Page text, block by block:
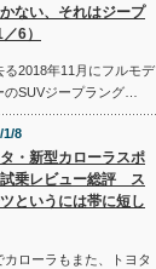
ない、それはジープ
6）
2018年11月にフルモデ
SUVジープラング…
1/8
タ・新型カローラスポ
乗レビュー総評 ス
というには帯に短し
ローラもまた、トヨタ